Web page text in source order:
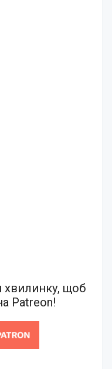
хвилинку, щоб
Patreon!